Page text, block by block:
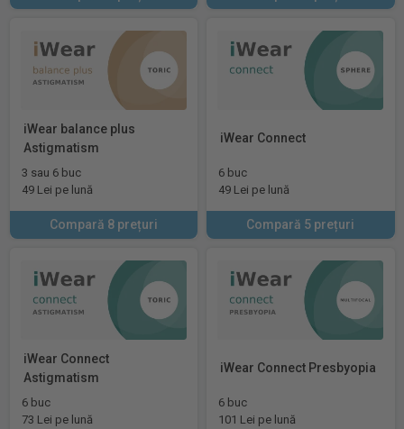
iWear balance plus
Astigmatism
3 sau 6 buc
49 Lei pe lună
Compară 8 prețuri
iWear Connect
6 buc
49 Lei pe lună
Compară 5 prețuri
iWear Connect
Astigmatism
6 buc
73 Lei pe lună
iWear Connect Presbyopia
6 buc
101 Lei pe lună